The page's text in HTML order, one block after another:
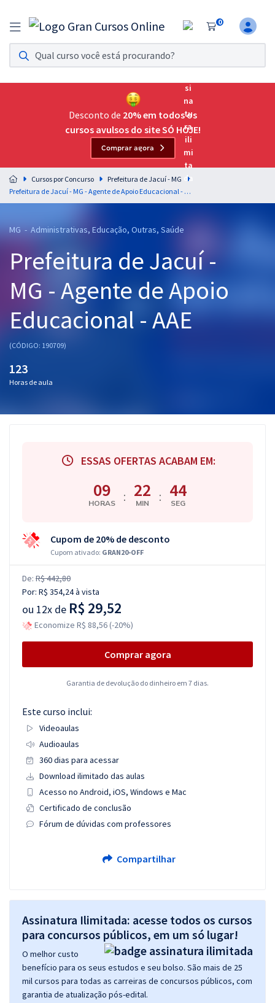
0
Assinatura Ilimitada 11
Acesso a todos os cursos. Teste grátis por 7 dias!
Assinatura OAB Até Passar
Acesso ilimitado a toda preparação para o Exame da
Residências Multiprofissionais
Preparação completa e intensiva para as principais
residências em saúde do Brasil
Cursos 20% OFF
Pós
Graduação
OAB
Mentorias
Desconto de 20% em todos os
cursos avulsos do site SÓ HOJE!
Comprar agora
Cursos por Concurso
Prefeitura de Jacuí - MG
Prefeitura de Jacuí - MG - Agente de Apoio Educacional - AAE
MG - Administrativas, Educação, Outras, Saúde
Prefeitura de Jacuí -
MG - Agente de Apoio
Educacional - AAE
(CÓDIGO: 190709)
123
Horas de aula
ESSAS OFERTAS ACABAM EM:
09
HORAS : 22
MIN : 44
SEG
Cupom de 20% de desconto
Cupom ativado: GRAN20-OFF
De: R$ 442,80
Por: R$ 354,24à vista
ou 12x de R$ 29,52
Economize R$ 88,56 (-20%)
Comprar agora
Garantia de devolução do dinheiro em 7 dias.
Este curso inclui:
Videoaulas
Audioaulas
360 dias para acessar
Download ilimitado das aulas
Acesso no Android, iOS, Windows e Mac
Certificado de conclusão
Fórum de dúvidas com professores
Compartilhar
Assinatura Ilimitada: acesse todos os cursos
para concursos públicos, em um só lugar!
O melhor custo
benefício para os seus estudos e seu bolso. São mais de 25
mil cursos para todas as carreiras de concursos públicos, com
garantia de atualização pós-edital.